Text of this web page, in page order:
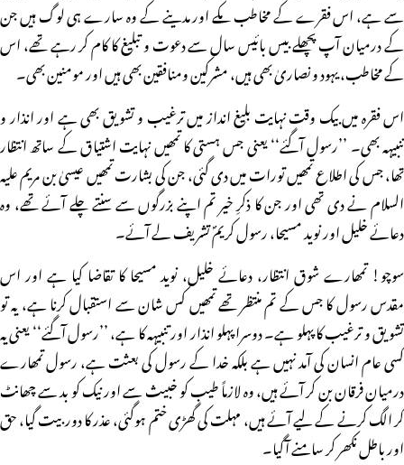
سے ہے، اس فقرے کے مخاطب مکے اور مدینے کے وہ سارے ہی لوگ ہیں جن
کے درمیان آپ پچھلے بیس بائیس سال سے دعوت و تبلیغ کا کام کر رہے تھے، اس
کے مخاطب، یہود و نصاریٰ بھی ہیں، مشرکین ومنافقین بھی ہیں اور مومنین بھی۔
اس فقرہ میں بیک وقت نہایت بلیغ انداز میں ترغیب و تشویق بھی ہے اور انذار و
تنبیہہ بھی۔ ’’رسول آگئے‘‘ یعنی جس ہستی کا تمھیں نہایت اشتیاق کے ساتھ انتظار
تھا، جس کی اطلاع تمھیں تورات میں دی گئی، جن کی بشارت تمھیں عیسیٰ بن مریم علیہ
السلام نے دی تھی اور جن کا ذکرِ خیر تم اپنے بزرگوں سے سنتے چلے آئے تھے، وہ
دعائے خلیل اور نوید مسیحا، رسول کریمؐ تشریف لے آئے۔
سوچو! تمھارے شوق انتظار، دعائے خلیل، نوید مسیحا کا تقاضا کیا ہے اور اس
مقدس رسول کا جس کے تم منتظر تھے تمھیں کس شان سے استقبال کرنا ہے، یہ تو
تشویق و ترغیب کا پہلو ہے۔ دوسرا پہلو انذار اور تنبیہہ کا ہے، ’’رسول آگئے‘‘ یعنی یہ
کسی عام انسان کی آمد نہیں ہے بلکہ خدا کے رسول کی بعثت ہے، رسول تمھارے
درمیان فرقان بن کر آئے ہیں، وہ لازماً طیب کو خبیث سے اور نیک کو بد سے چھانٹ
کر الگ کرنے کے لیے آئے ہیں، مہلت کی گھڑی ختم ہوگئی، عذر کا دور بیت گیا، حق
اور باطل نکھر کر سامنے آگیا۔